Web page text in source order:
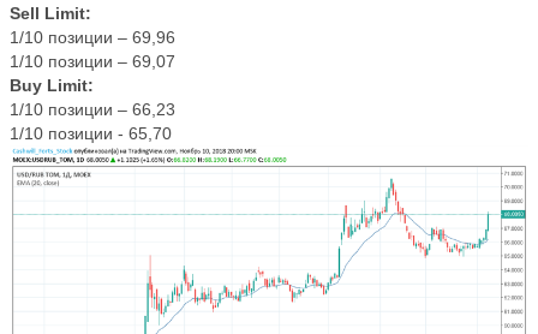
Sell Limit:
1/10 позиции – 69,96
1/10 позиции – 69,07
Buy Limit:
1/10 позиции – 66,23
1/10 позиции - 65,70